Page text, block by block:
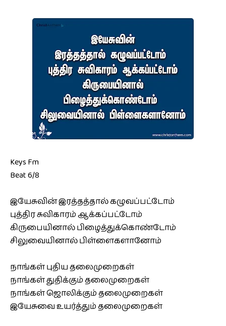
Keys Fm
Beat 6/8
இயேசுவின் இரத்தத்தால் கழுவப்பட்டோம்
புத்திர சுவிகாரம் ஆக்கப்பட்டோம்
கிருபையினால் பிழைத்துக்கொண்டோம்
சிலுவையினால் பிள்ளைகளானோம்
நாங்கள் புதிய தலைமுறைகள்
நாங்கள் துதிக்கும் தலைமுறைகள்
நாங்கள் ஜொலிக்கும் தலைமுறைகள்
இயேசுவை உயர்த்தும் தலைமுறைகள்